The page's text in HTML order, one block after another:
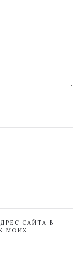
САЙТА В
МОИХ